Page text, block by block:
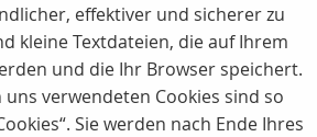
effektiver und sicherer zu
kleine Textdateien, die auf Ihrem
und die Ihr Browser speichert.
verwendeten Cookies sind so
Sie werden nach Ende Ihres